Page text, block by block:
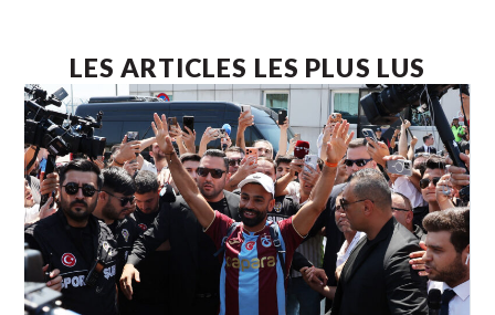
LES ARTICLES LES PLUS LUS